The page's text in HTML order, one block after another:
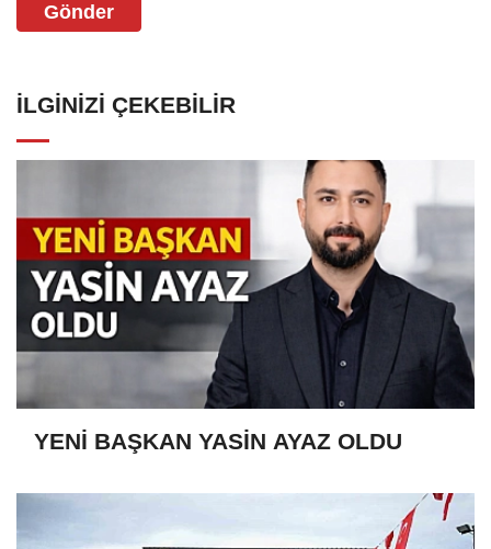
Gönder
İLGINIZI ÇEKEBILIR
YENİ BAŞKAN YASİN AYAZ OLDU